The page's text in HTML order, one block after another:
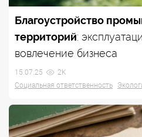
Благоустройство
территорий:
вовлечение бизнеса
15.07.25
2K
Социальная ответственность